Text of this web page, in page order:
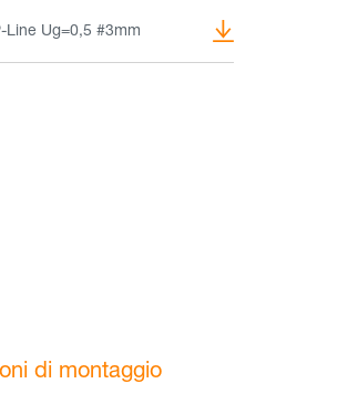
Line Ug=0,5 #3mm
di montaggio